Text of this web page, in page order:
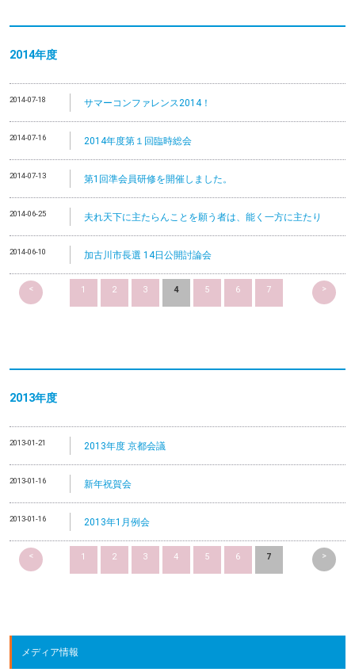
2014年度
2014-07-18 サマーコンファレンス2014！
2014-07-16 2014年度第１回臨時総会
2014-07-13 第1回準会員研修を開催しました。
2014-06-25 夫れ天下に主たらんことを願う者は、能く一方に主たり
2014-06-10 加古川市長選 14日公開討論会
< 1 2 3 4 5 6 7 >
2013年度
2013-01-21 2013年度 京都会議
2013-01-16 新年祝賀会
2013-01-16 2013年1月例会
< 1 2 3 4 5 6 7 >
メディア情報